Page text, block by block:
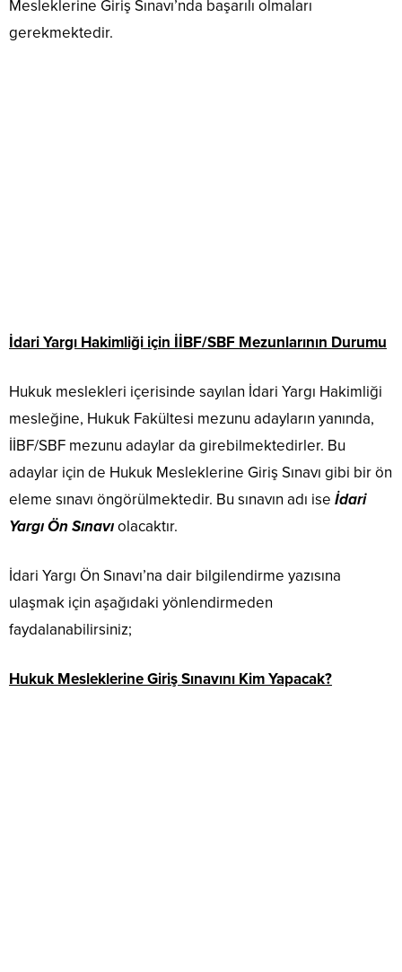
Mesleklerine Giriş Sınavı’nda başarılı olmaları
gerekmektedir.
İdari Yargı Hakimliği için İİBF/SBF Mezunlarının Durumu
Hukuk meslekleri içerisinde sayılan İdari Yargı Hakimliği
mesleğine, Hukuk Fakültesi mezunu adayların yanında,
İİBF/SBF mezunu adaylar da girebilmektedirler. Bu
adaylar için de Hukuk Mesleklerine Giriş Sınavı gibi bir ön
eleme sınavı öngörülmektedir. Bu sınavın adı ise İdari
Yargı Ön Sınavıolacaktır.
İdari Yargı Ön Sınavı’na dair bilgilendirme yazısına
ulaşmak için aşağıdaki yönlendirmeden
faydalanabilirsiniz;
Hukuk Mesleklerine Giriş Sınavını Kim Yapacak?